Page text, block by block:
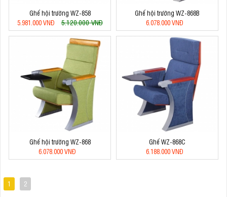
Ghế hội trường WZ-858
5.981.000 VNĐ
5.120.000 VNĐ
Ghế hội trường WZ-868B
6.078.000 VNĐ
Ghế hội trường WZ-868
6.078.000 VNĐ
Ghế WZ-868C
6.188.000 VNĐ
1 2